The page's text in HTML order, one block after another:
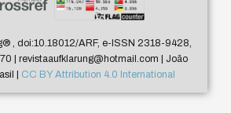
®, doi:10.18012/ARF, e-ISSN 2318-9428,
| revistaaufklarung@hotmail.com | João
| CC BY Attribution 4.0 International